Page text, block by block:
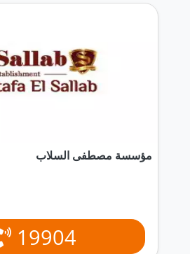
مؤسسة مصطفى السلاب
19904